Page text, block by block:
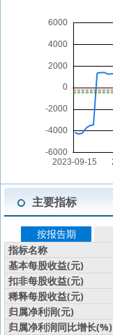
主要指标
按报告期
指标名称
基本每股收益(元)
扣非每股收益(元)
稀释每股收益(元)
归属净利润(元)
归属净利润同比增长(%)